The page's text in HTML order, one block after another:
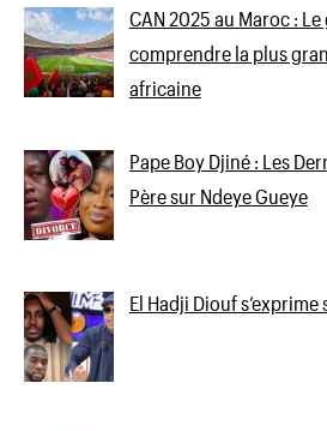
CAN 2025 au Maroc :
comprendre la plus
africaine
Pape Boy Djiné : Les
Père sur Ndeye Gueye
El Hadji Diouf s’exprime